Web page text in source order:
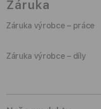
Záruka
Záruka výrobce – práce
Záruka výrobce – díly